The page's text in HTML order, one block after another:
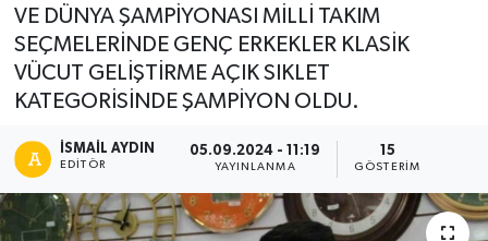
VE DÜNYA ŞAMPİYONASI MİLLİ TAKIM
SEÇMELERİNDE GENÇ ERKEKLER KLASİK
VÜCUT GELİŞTİRME AÇIK SIKLET
KATEGORİSİNDE ŞAMPİYON OLDU.
İSMAIL AYDIN
EDITÖR
05.09.2024 - 11:19
YAYINLANMA
15
GÖSTERIM